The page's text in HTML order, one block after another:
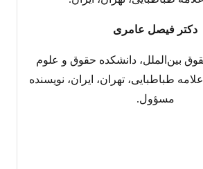
دکتر فیصل عامری
بین‌الملل، دانشکده حقوق و علوم
طباطبایی، تهران، ایران، نویسنده
مسؤول.